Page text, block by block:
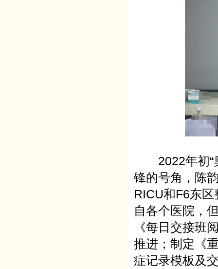
2022年初“奥
锋的号角，陈
RICU和F6东
自各个医院，
《每日交接班
推进；制定《
症记录模板及